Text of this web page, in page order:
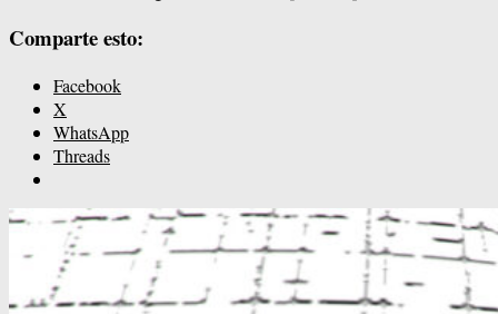
Comparte esto:
Facebook
X
WhatsApp
Threads